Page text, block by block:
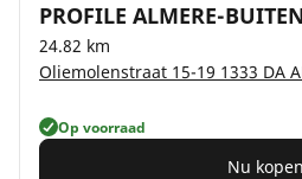
PROFILE ALMERE-
24.82 km
Oliemolenstraat 15-19 1333 DA
Op voorraad
Nu kopen